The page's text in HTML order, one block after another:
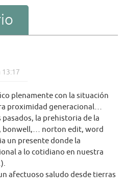
13:17
plenamente con la situación
proximidad generacional…
la prehistoria de la
bonwell,… norton edit, word
un presente donde la
a lo cotidiano en nuestra
afectuoso saludo desde tierras